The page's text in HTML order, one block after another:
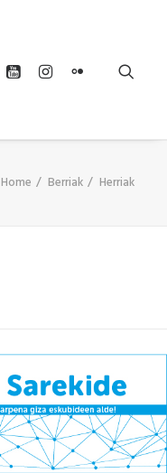
Home Berriak Herriak